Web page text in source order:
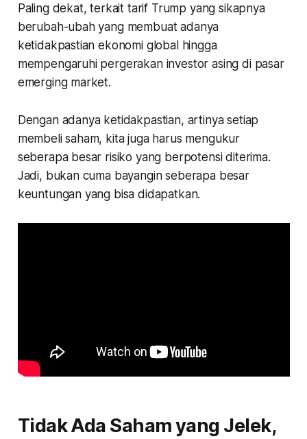
Paling dekat, terkait tarif Trump yang sikapnya
berubah-ubah yang membuat adanya
ketidakpastian ekonomi global hingga
mempengaruhi pergerakan investor asing di pasar
emerging market.
Dengan adanya ketidakpastian, artinya setiap
membeli saham, kita juga harus mengukur
seberapa besar risiko yang berpotensi diterima.
Jadi, bukan cuma bayangin seberapa besar
keuntungan yang bisa didapatkan.
Tidak Ada Saham yang Jelek,